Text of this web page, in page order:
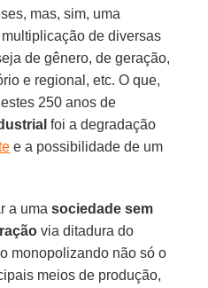
mas, sim, uma
de diversas
de gênero, de geração,
e regional, etc. O que,
250 anos de
foi a degradação
e a possibilidade de um
a uma sociedade sem
via ditadura do
monopolizando não só o
meios de produção,